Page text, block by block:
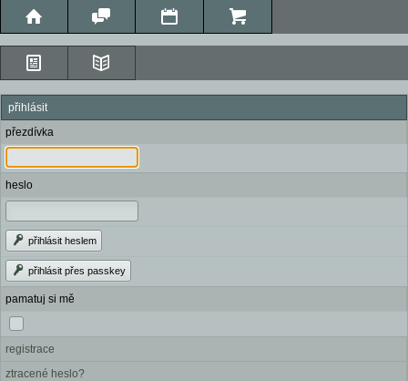
přihlásit
přezdívka
heslo
přihlásit heslem
přihlásit přes passkey
pamatuj si mě
registrace
ztracené heslo?